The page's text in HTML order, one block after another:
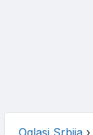
Oglasi Srbija ›